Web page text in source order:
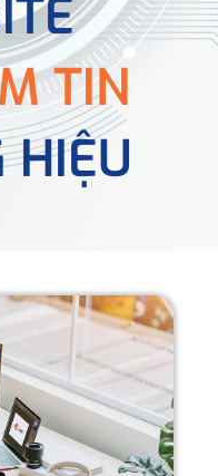
TIN
HIỆU